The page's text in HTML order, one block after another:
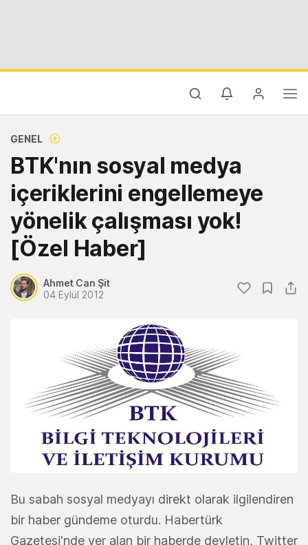
GENEL
BTK'nın sosyal medya
içeriklerini engellemeye
yönelik çalışması yok!
[Özel Haber]
Ahmet Can Şit
04 Eylül 2012
Bu sabah sosyal medyayı direkt olarak ilgilendiren
bir haber gündeme oturdu. Habertürk
Gazetesi'nde yer alan bir haberde devletin, Twitter